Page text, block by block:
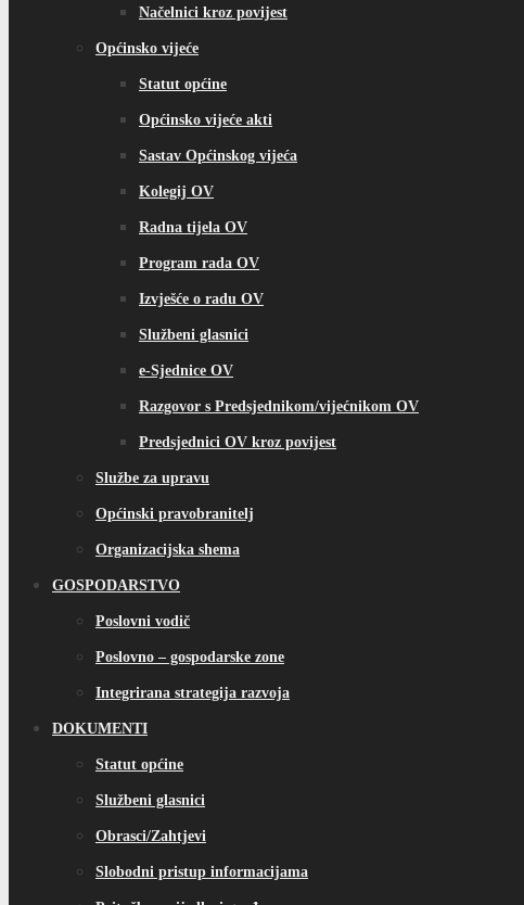
Načelnici kroz povijest
Općinsko vijeće
Statut općine
Općinsko vijeće akti
Sastav Općinskog vijeća
Kolegij OV
Radna tijela OV
Program rada OV
Izvješće o radu OV
Službeni glasnici
e-Sjednice OV
Razgovor s Predsjednikom/vijećnikom OV
Predsjednici OV kroz povijest
Službe za upravu
Općinski pravobranitelj
Organizacijska shema
GOSPODARSTVO
Poslovni vodič
Poslovno – gospodarske zone
Integrirana strategija razvoja
DOKUMENTI
Statut općine
Službeni glasnici
Obrasci/Zahtjevi
Slobodni pristup informacijama